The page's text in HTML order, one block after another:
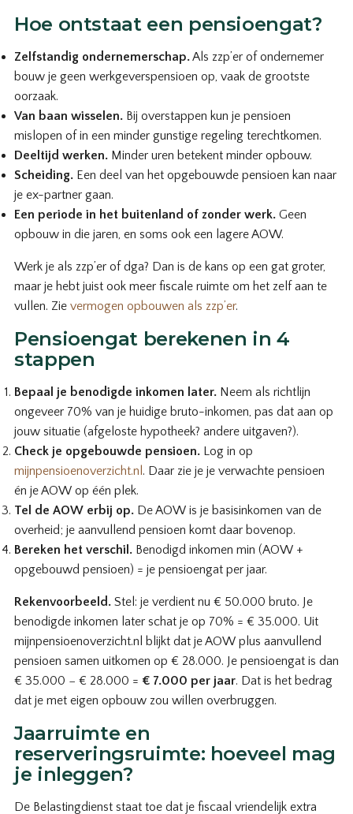
Hoe ontstaat een pensioengat?
Zelfstandig ondernemerschap.Als zzp’er of ondernemer
bouw je geen werkgeverspensioen op, vaak de grootste
oorzaak.
Van baan wisselen. Bij overstappen kun je pensioen
mislopen of in een minder gunstige regeling terechtkomen.
Deeltijd werken. Minder uren betekent minder opbouw.
Scheiding. Een deel van het opgebouwde pensioen kan naar
je ex-partner gaan.
Een periode in het buitenland of zonder werk. Geen
opbouw in die jaren, en soms ook een lagere AOW.
Werk je als zzp’er of dga? Dan is de kans op een gat groter,
maar je hebt juist ook meer fiscale ruimte om het zelf aan te
vullen. Zie vermogen opbouwen als zzp’er.
Pensioengat berekenen in 4
stappen
Bepaal je benodigde inkomen later. Neem als richtlijn
ongeveer 70% van je huidige bruto-inkomen, pas dat aan op
jouw situatie (afgeloste hypotheek? andere uitgaven?).
Check je opgebouwde pensioen. Log in op
mijnpensioenoverzicht.nl . Daar zie je je verwachte pensioen
én je AOW op één plek.
Tel de AOW erbij op. De AOW is je basisinkomen van de
overheid; je aanvullend pensioen komt daar bovenop.
Bereken het verschil. Benodigd inkomen min (AOW +
opgebouwd pensioen) = je pensioengat per jaar.
Rekenvoorbeeld. Stel: je verdient nu € 50.000 bruto. Je
benodigde inkomen later schat je op 70% = € 35.000. Uit
mijnpensioenoverzicht.nl blijkt dat je AOW plus aanvullend
pensioen samen uitkomen op € 28.000. Je pensioengat is dan
€ 35.000 − € 28.000 = € 7.000 per jaar. Dat is het bedrag
dat je met eigen opbouw zou willen overbruggen.
Jaarruimte en
reserveringsruimte: hoeveel mag
je inleggen?
De Belastingdienst staat toe dat je fiscaal vriendelijk extra